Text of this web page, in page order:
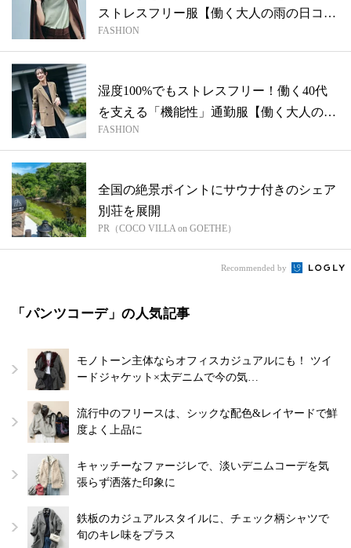
ストレスフリー服【働く大人の雨の日コー
デ】
FASHION
湿度100%でもストレスフリー！働く40代
を支える「機能性」通勤服【働く大人の
雨...
FASHION
全国の絶景ポイントにサウナ付きのシェア
別荘を展開
PR（COCO VILLA on GOETHE）
Recommended by
「パンツコーデ」の人気記事
モノトーン主体ならオフィスカジュアルにも！ ツイ
ードジャケット×太デニムで今の気…
流行中のフリースは、シックな配色&レイヤードで鮮
度よく上品に
キャッチーなファージレで、淡いデニムコーデを気
張らず洒落た印象に
鉄板のカジュアルスタイルに、チェック柄シャツで
旬のキレ味をプラス